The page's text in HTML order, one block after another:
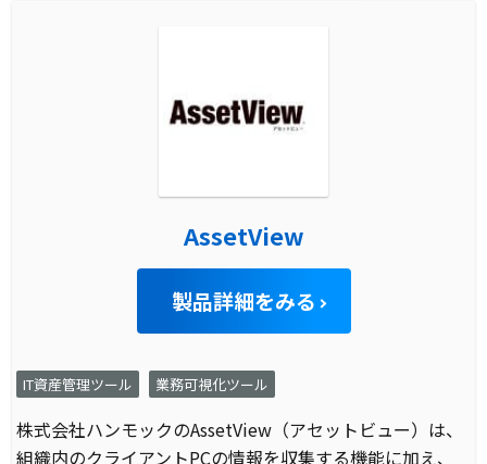
AssetView
製品詳細をみる
IT資産管理ツール 業務可視化ツール
株式会社ハンモックのAssetView（アセットビュー）は、
組織内のクライアントPCの情報を収集する機能に加え、